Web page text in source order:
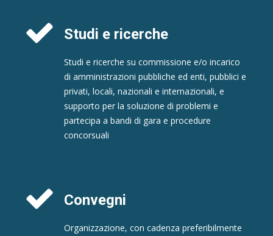
Studi e ricerche
Studi e ricerche su commissione e/o incarico
di amministrazioni pubbliche ed enti, pubblici e
privati, locali, nazionali e internazionali, e
supporto per la soluzione di problemi e
partecipa a bandi di gara e procedure
concorsuali
Convegni
Organizzazione, con cadenza preferibilmente